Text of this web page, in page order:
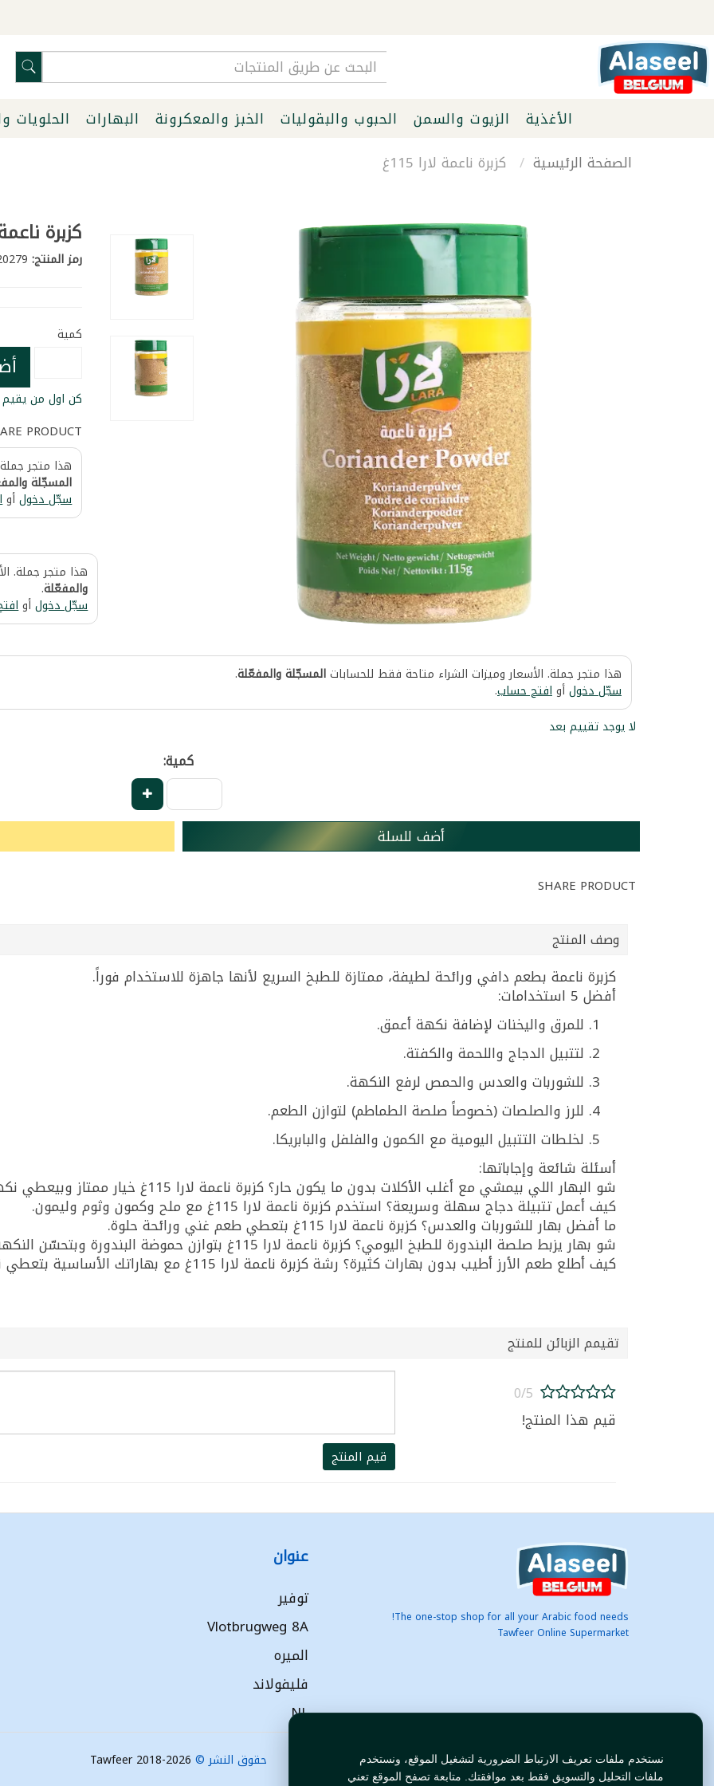
نستخدم ملفات تعريف الارتباط الضرورية لتشغيل الموقع، ونستخدم
ملفات التحليل والتسويق فقط بعد موافقتك. متابعة تصفح الموقع تعني
الأغذية الزيوت والسمن الحبوب والبقوليات الخبز والمعكرونة البهارات الحلويات
الصفحة الرئيسية
كزبرة ناعمة لارا 115غ
كزبرة ناعمة
رمز المنتج:20279
كمية
كن اول من يقيم
PRODUCT
هذا متجر
المسجّلة
سجّل دخولأو
هذا متجر جملة.
والمفعّلة.
سجّل دخولأو
هذا متجر جملة. الأسعار وميزات الشراء متاحة فقط للحساباتالمسجّلة والمفعّلة.
سجّل دخولأوافتح حساب.
لا يوجد تقييم بعد
كمية:
أضف للسلة
SHARE PRODUCT
وصف المنتج
كزبرة ناعمة بطعم دافي ورائحة لطيفة، ممتازة للطبخ السريع لأنها جاهزة للاستخدام فوراً.
أفضل 5 استخدامات:
للمرق واليخنات لإضافة نكهة أعمق.
لتتبيل الدجاج واللحمة والكفتة.
للشوربات والعدس والحمص لرفع النكهة.
للرز والصلصات (خصوصاً صلصة الطماطم) لتوازن الطعم.
لخلطات التتبيل اليومية مع الكمون والفلفل والبابريكا.
أسئلة شائعة وإجاباتها:
شو البهار اللي بيمشي مع أغلب الأكلات بدون ما يكون حار؟ كزبرة ناعمة لارا 115غ خيار ممتاز وبيعطي نكهة متوازنة.
كيف أعمل تتبيلة دجاج سهلة وسريعة؟ استخدم كزبرة ناعمة لارا 115غ مع ملح وكمون وثوم وليمون.
ما أفضل بهار للشوربات والعدس؟ كزبرة ناعمة لارا 115غ بتعطي طعم غني ورائحة حلوة.
شو بهار يزبط صلصة البندورة للطبخ اليومي؟ كزبرة ناعمة لارا 115غ بتوازن حموضة البندورة وبتحسّن النكهة.
كيف أطلع طعم الأرز أطيب بدون بهارات كثيرة؟ رشة كزبرة ناعمة لارا 115غ مع بهاراتك الأساسية بتعطي نتيجة ممتازة.
تقيمم الزبائن للمنتج
0/5
قيم هذا المنتج!
قيم المنتج
The one-stop shop for all your Arabic food needs!
Tawfeer Online Supermarket
عنوان
توفير
Vlotbrugweg 8A
الميره
فليفولاند
NL
حقوق النشر © Tawfeer 2018-2026